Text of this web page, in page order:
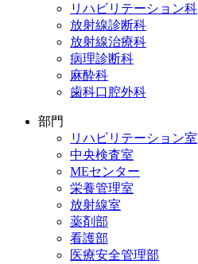
リハビリテーション科
放射線診断科
放射線治療科
病理診断科
麻酔科
歯科口腔外科
部門
リハビリテーション室
中央検査室
MEセンター
栄養管理室
放射線室
薬剤部
看護部
医療安全管理部